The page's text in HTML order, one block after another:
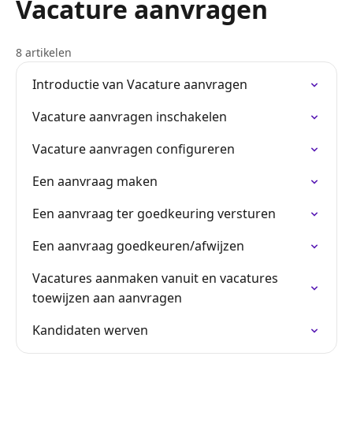
Vacature aanvragen
8 artikelen
Introductie van Vacature aanvragen
Vacature aanvragen inschakelen
Vacature aanvragen configureren
Een aanvraag maken
Een aanvraag ter goedkeuring versturen
Een aanvraag goedkeuren/afwijzen
Vacatures aanmaken vanuit en vacatures
toewijzen aan aanvragen
Kandidaten werven